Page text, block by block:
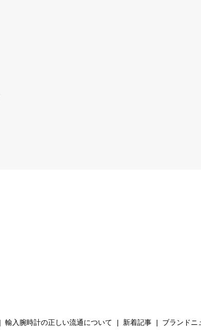
輸入腕時計の正しい流通について 新着記事 ブランドニ